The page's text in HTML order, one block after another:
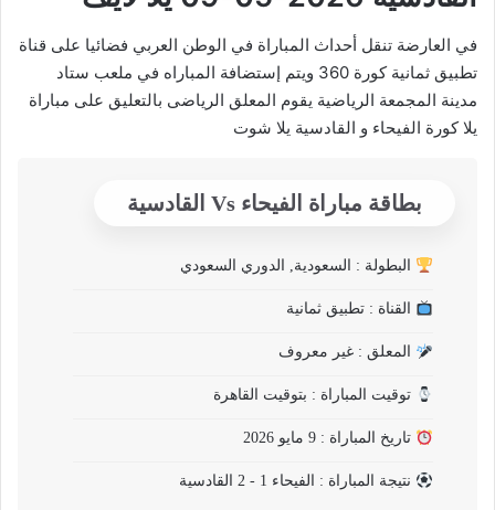
في العارضة تنقل أحداث المباراة في الوطن العربي فضائيا على قناة
تطبيق ثمانية كورة 360 ويتم إستضافة المباراه في ملعب ستاد
مدينة المجمعة الرياضية يقوم المعلق الرياضى بالتعليق على مباراة
يلا كورة الفيحاء و القادسية يلا شوت
بطاقة مباراة الفيحاء Vs القادسية
البطولة : السعودية, الدوري السعودي
القناة : تطبيق ثمانية
المعلق : غير معروف
توقيت المباراة : بتوقيت القاهرة
تاريخ المباراة : 9 مايو 2026
نتيجة المباراة : الفيحاء 1 - 2 القادسية